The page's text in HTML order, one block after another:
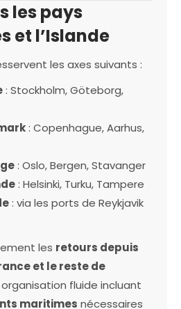
les pays
et l’Islande
les axes suivants :
: Stockholm, Göteborg,
: Copenhague, Aarhus,
: Oslo, Bergen, Stavanger
: Helsinki, Turku, Tampere
: via les ports de Reykjavik
les retours depuis
et le reste de
fluide incluant
maritimes nécessaires